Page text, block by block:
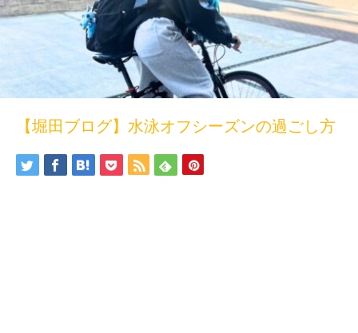
【堀田ブログ】水泳オフシーズンの過ごし方